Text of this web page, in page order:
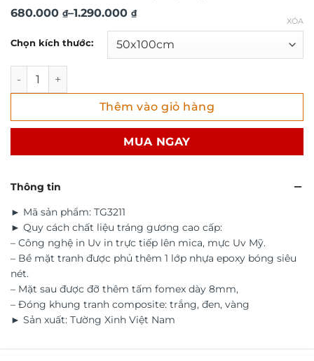
680.000 ₫–1.290.000 ₫
Khoảng
680.000 ₫
đến
1.290.000 ₫
Chọn kích thước:
XÓA
Tranh cành hoa mộc lan trang trí phòng khách TG3211 số
Thêm vào giỏ hàng
MUA NGAY
Thông tin
► Mã sản phẩm: TG3211
► Quy cách chất liệu tráng gương cao cấp:
– Công nghệ in Uv in trực tiếp lên mica, mực Uv Mỹ.
– Bề mặt tranh được phủ thêm 1 lớp nhựa epoxy bóng siêu
nét.
– Mặt sau được đỡ thêm tấm fomex dày 8mm,
– Đóng khung tranh composite: trắng, đen, vàng
► Sản xuất: Tường Xinh Việt Nam